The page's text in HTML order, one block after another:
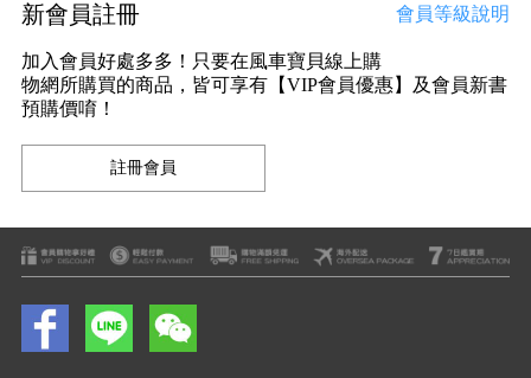
新會員註冊 會員等級說明
加入會員好處多多！只要在風車寶貝線上購
物網所購買的商品，皆可享有【VIP會員優惠】及會員新書
預購價唷！